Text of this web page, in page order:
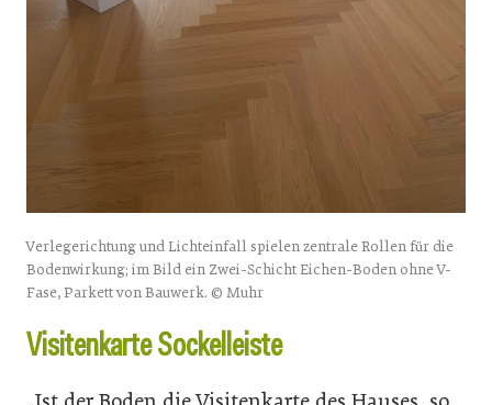
Verlegerichtung und Lichteinfall spielen zentrale Rollen für die
Bodenwirkung; im Bild ein Zwei-Schicht Eichen-Boden ohne V-
Fase, Parkett von Bauwerk. © Muhr
Visitenkarte Sockelleiste